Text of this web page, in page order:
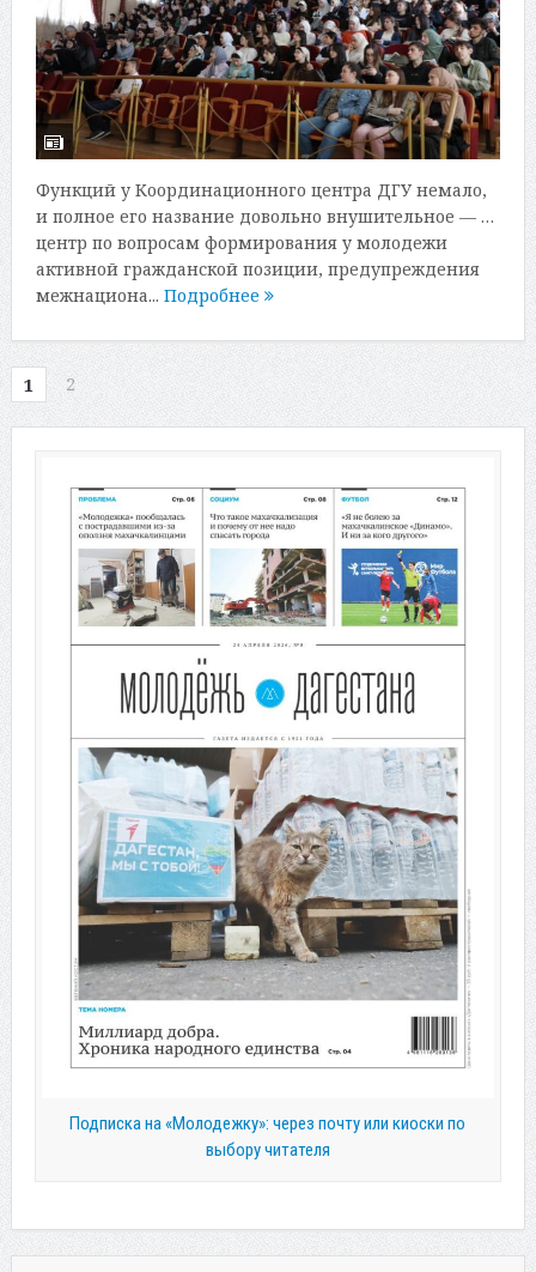
Функций у Координационного центра ДГУ немало,
и полное его название довольно внушительное — …
центр по вопросам формирования у молодежи
активной гражданской позиции, предупреждения
межнациона... Подробнее
1 2
Подписка на «Молодежку»: через почту или киоски по
выбору читателя